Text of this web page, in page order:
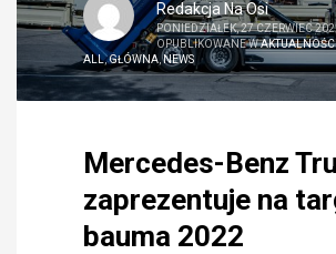
Redakcja Na Osi
PONIEDZIAŁEK, 27 CZERWIEC
OPUBLIKOWANE W
ALL,GŁÓWNA ,NEWS
Mercedes-Benz
zaprezentuje na
bauma 2022